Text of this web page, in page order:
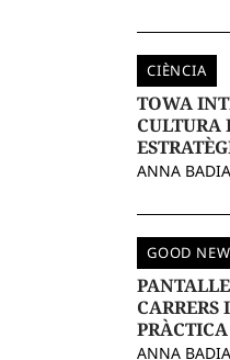
CIÈNCIA
TOWA
CULTURA
ANNA
GOOD
ANNA